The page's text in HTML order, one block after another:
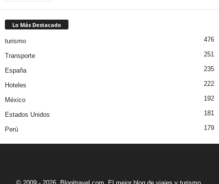
Lo Más Destacado
turismo 476
Transporte 251
España 235
Hoteles 222
México 192
Estados Unidos 181
Perú 179